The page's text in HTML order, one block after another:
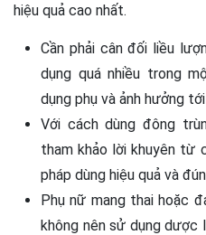
hiệu quả cao nhất.
Cần phải cân đối liều
dụng quá nhiều trong
dụng phụ và ảnh hưởng
Với cách dùng đông
tham khảo lời khuyên từ
pháp dùng hiệu quả và
Phụ nữ mang thai hoặc
không nên sử dụng dược